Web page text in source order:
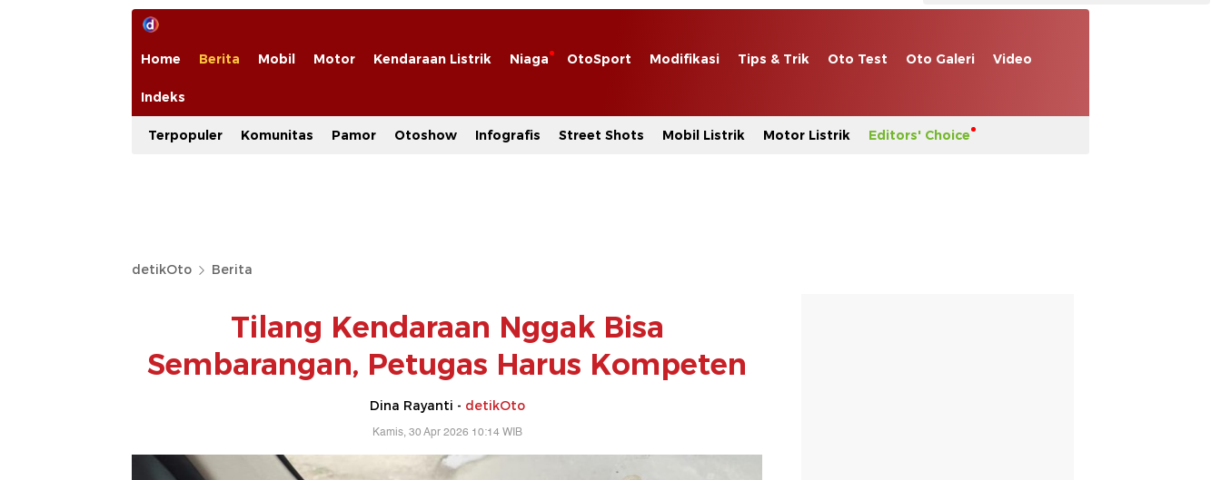
Home Berita Mobil Motor Kendaraan Listrik Niaga OtoSport Modifikasi Tips & Trik Oto Test Oto Galeri Video
Indeks
Terpopuler Komunitas Pamor Otoshow Infografis Street Shots Mobil Listrik Motor Listrik Editors' Choice
detikOto Berita
Tilang Kendaraan Nggak Bisa
Sembarangan, Petugas Harus Kompeten
Dina Rayanti - detikOto
Kamis, 30 Apr 2026 10:14 WIB